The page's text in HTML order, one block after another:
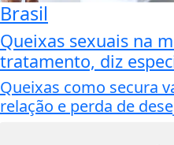
Brasil
Queixas sexuais na
tratamento, diz
Queixas como secura
relação e perda de